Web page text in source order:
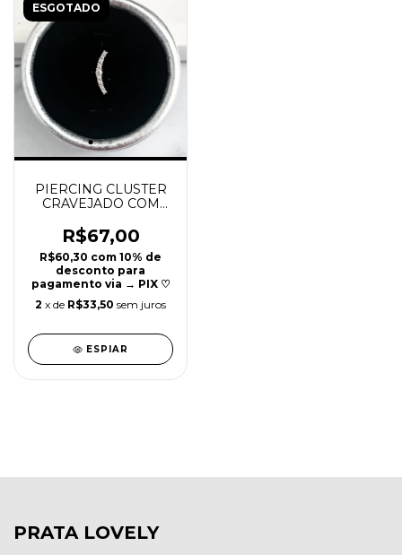
ESGOTADO
PIERCING CLUSTER
CRAVEJADO COM
925 | 8MM | REF P154
R$67,00
R$60,30 com 10% de
desconto para
pagamento via → PIX ♡
2 x de R$33,50 sem juros
ESPIAR
PRATA LOVELY